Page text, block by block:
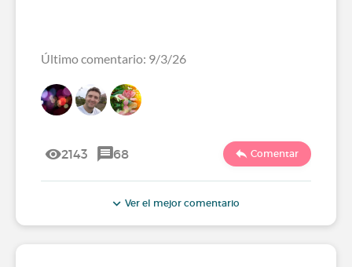
Último comentario: 9/3/26
2143 68 Comentar
Ver el mejor comentario